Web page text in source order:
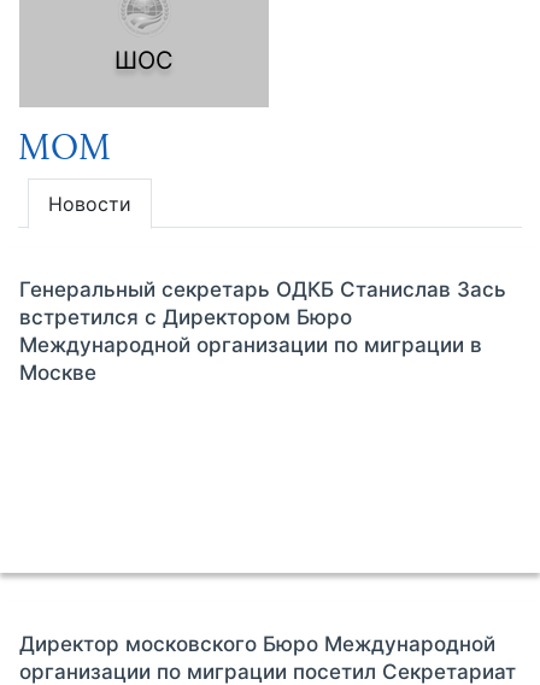
ШОС
МОМ
Новости
Генеральный секретарь ОДКБ Станислав Зась
встретился с Директором Бюро
Международной организации по миграции в
Москве
Директор московского Бюро Международной
организации по миграции посетил Секретариат